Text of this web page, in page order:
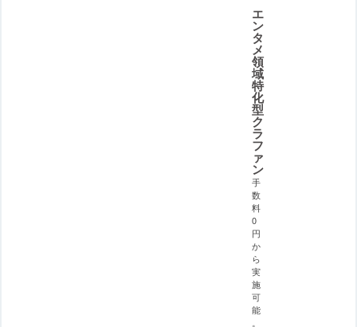
エ
ン
タ
メ
領
域
特
化
型
ク
ラ
フ
ァ
ン
手
数
料
0
円
か
ら
実
施
可
能